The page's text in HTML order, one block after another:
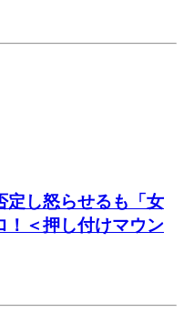
定し怒らせるも「女
！＜押し付けマウン